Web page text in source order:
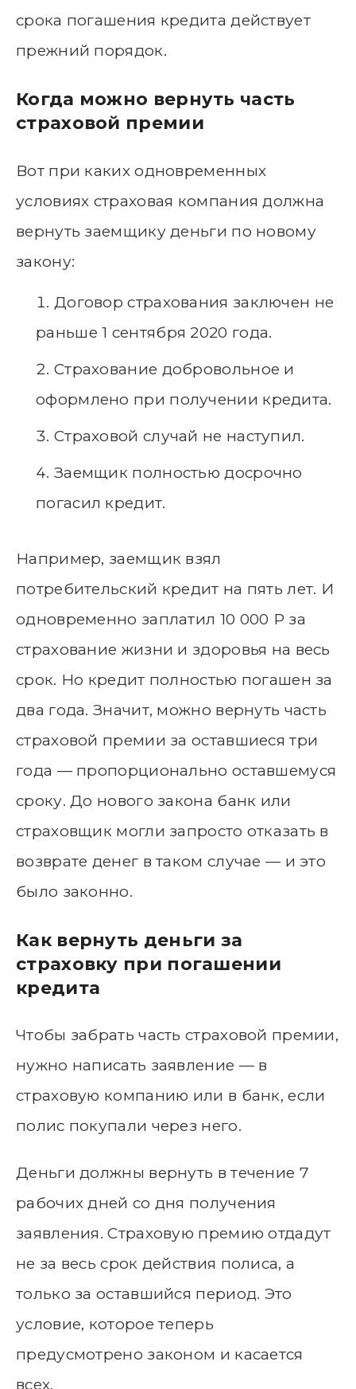
срока погашения кредита действует
прежний порядок.
Когда можно вернуть часть
страховой премии
Вот при каких одновременных
условиях страховая компания должна
вернуть заемщику деньги по новому
закону:
Договор страхования заключен не
раньше 1 сентября 2020 года.
Страхование добровольное и
оформлено при получении кредита.
Страховой случай не наступил.
Заемщик полностью досрочно
погасил кредит.
Например, заемщик взял
потребительский кредит на пять лет. И
одновременно заплатил 10 000 Р за
страхование жизни и здоровья на весь
срок. Но кредит полностью погашен за
два года. Значит, можно вернуть часть
страховой премии за оставшиеся три
года — пропорционально оставшемуся
сроку. До нового закона банк или
страховщик могли запросто отказать в
возврате денег в таком случае — и это
было законно.
Как вернуть деньги за
страховку при погашении
кредита
Чтобы забрать часть страховой премии,
нужно написать заявление — в
страховую компанию или в банк, если
полис покупали через него.
Деньги должны вернуть в течение 7
рабочих дней со дня получения
заявления. Страховую премию отдадут
не за весь срок действия полиса, а
только за оставшийся период. Это
условие, которое теперь
предусмотрено законом и касается
всех.